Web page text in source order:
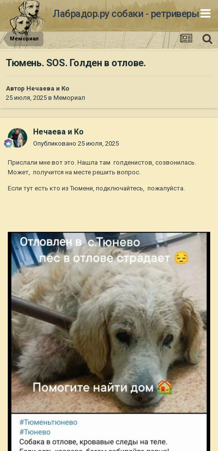
Лабрадор.ру собаки - ретриверы
Мемориал
Тюмень. SOS. Голден в отлове.
Автор Нечаева и Ко
25 июля, 2025 в Мемориал
Нечаева и Ко
Опубликовано 25 июля, 2025
Прислали мне вот это. Нашла там голденистов, созвонилась.
Может, получится на месте решить вопрос.
Если тут есть кто из Тюмени, подключайтесь, пожалуйста.